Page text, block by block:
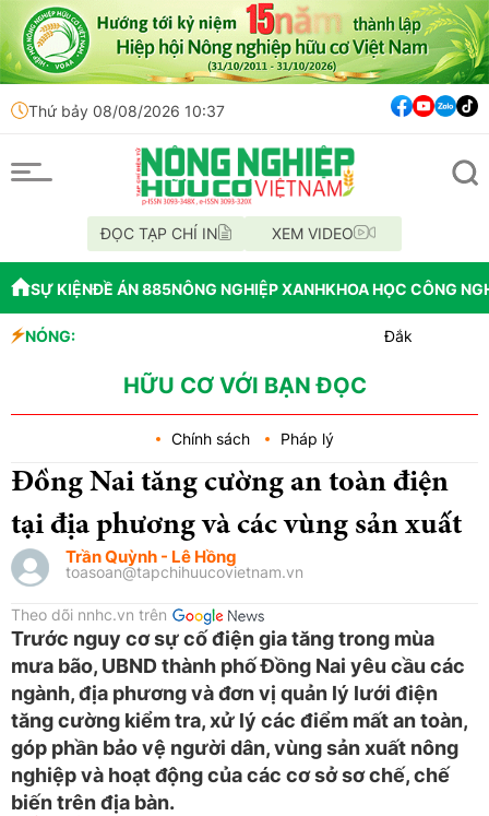
Thứ bảy 08/08/2026 10:37
ĐỌC TẠP CHÍ IN XEM VIDEO
SỰ KIỆNĐỀ ÁN 885NÔNG NGHIỆP XANHKHOA HỌC CÔNG
NÓNG:
Đắk Lắk tổ chức diễu
Tổ chức lấy mẫu AND
HỮU CƠ VỚI BẠN ĐỌC
Chính sách Pháp lý
Đồng Nai tăng cường an toàn điện
tại địa phương và các vùng sản xuất
Trần Quỳnh - Lê Hồng
toasoan@tapchihuucovietnam.vn
Theo dõi nnhc.vn trên
Trước nguy cơ sự cố điện gia tăng trong mùa
mưa bão, UBND thành phố Đồng Nai yêu cầu các
ngành, địa phương và đơn vị quản lý lưới điện
tăng cường kiểm tra, xử lý các điểm mất an toàn,
góp phần bảo vệ người dân, vùng sản xuất nông
nghiệp và hoạt động của các cơ sở sơ chế, chế
biến trên địa bàn.